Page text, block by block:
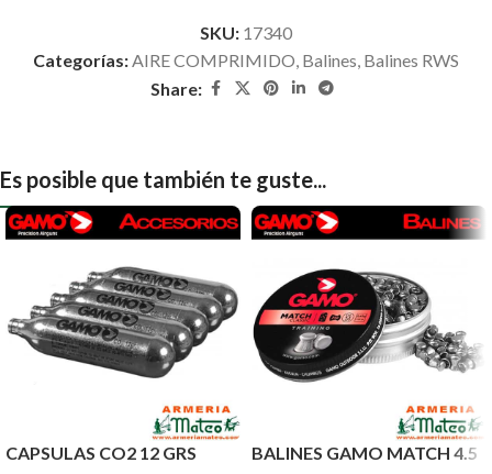
SKU: 17340
Categorías: AIRE COMPRIMIDO Balines Balines RWS
Share:
Es posible que también te guste...
CAPSULAS CO2 12 GRS BALINES GAMO MATCH 4.5